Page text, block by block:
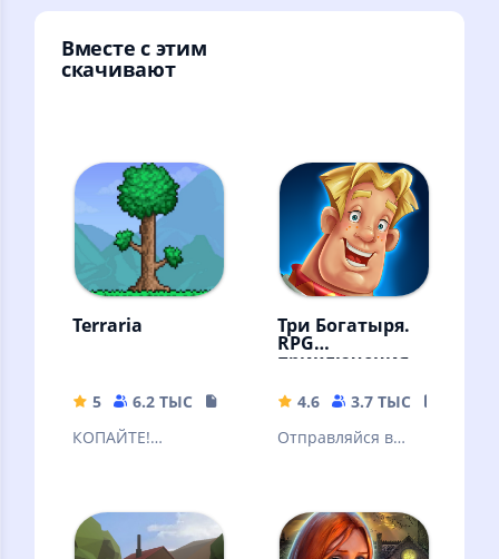
Вместе с этим
скачивают
Terraria
5 6.2 ТЫС
137.47 MB
КОПАЙТЕ!
СТРОЙТЕ!
Три Богатыря.
RPG
приключения
4.6 3.7 ТЫС
Отправляйся в